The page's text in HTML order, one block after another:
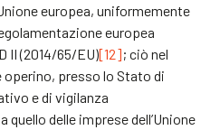
europea, uniformemente
europea
II (2014/65/EU)[12]; ciò nel
presso lo Stato di
e di vigilanza
delle imprese dell’Unione